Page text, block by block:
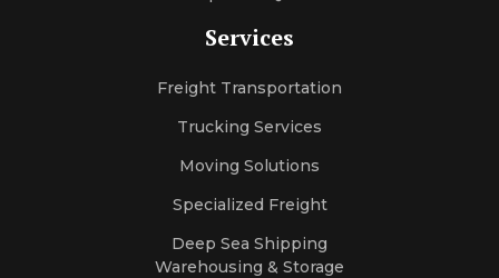
Services
Freight Transportation
Trucking Services
Moving Solutions
Specialized Freight
Deep Sea Shipping
Warehousing & Storage